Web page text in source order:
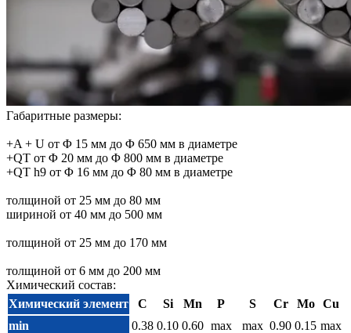
Габаритные размеры:
+A + U от Φ 15 мм до Φ 650 мм в диаметре
+QT от Φ 20 мм до Φ 800 мм в диаметре
+QT h9 от Φ 16 мм до Φ 80 мм в диаметре
толщиной от 25 мм до 80 мм
шириной от 40 мм до 500 мм
толщиной от 25 мм до 170 мм
толщиной от 6 мм до 200 мм
Химический состав:
Химический элемент
C Si Mn P S Cr Mo
Cu
min
0.38 0.10 0.60 max max 0.90 0.15 max